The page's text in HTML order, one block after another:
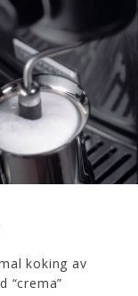
koking av
“crema”